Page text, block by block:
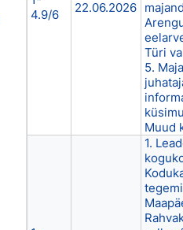
4.9/6
22.06.2026
Türi
5.
Muud
1.